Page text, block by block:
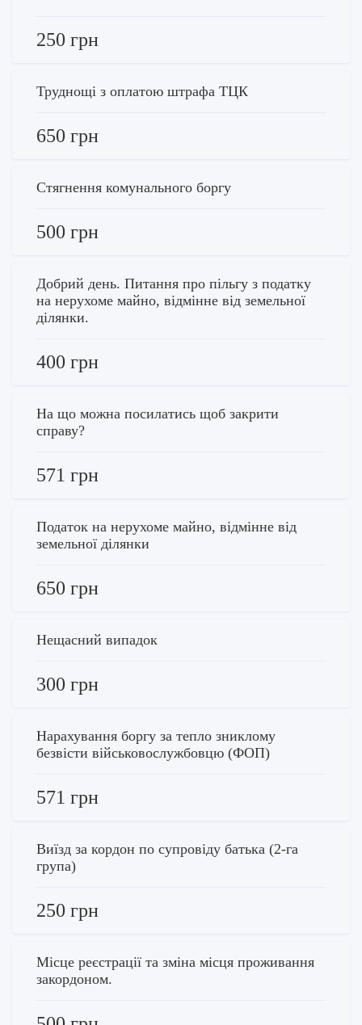
250 грн
Труднощі з оплатою штрафа ТЦК
650 грн
Стягнення комунального боргу
500 грн
Добрий день. Питання про пільгу з податку
на нерухоме майно, відмінне від земельної
ділянки.
400 грн
На що можна посилатись щоб закрити
справу?
571 грн
Податок на нерухоме майно, відмінне від
земельної ділянки
650 грн
Нещасний випадок
300 грн
Нарахування боргу за тепло зниклому
безвісти військовослужбовцю (ФОП)
571 грн
Виїзд за кордон по супровіду батька (2-га
група)
250 грн
Місце реєстрації та зміна місця проживання
закордоном.